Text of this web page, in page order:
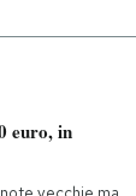
Libri
Ok
euro, in